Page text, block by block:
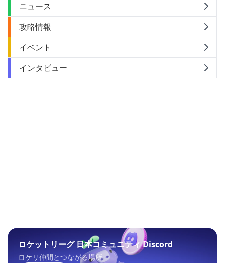
ニュース
攻略情報
イベント
インタビュー
ロケットリーグ 日本コミュニティ Discord
ロケリ仲間とつながる場所